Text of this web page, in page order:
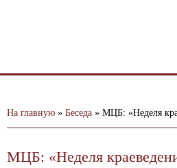
На главную » Беседа » МЦБ: «Неделя
МЦБ: «Неделя